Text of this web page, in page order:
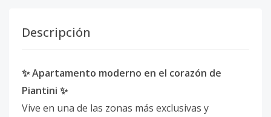
Descripción
✨ Apartamento moderno en el corazón de
Piantini ✨
Vive en una de las zonas más exclusivas y